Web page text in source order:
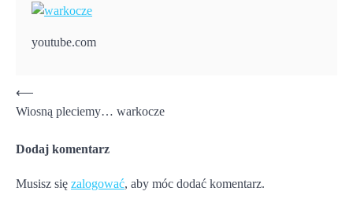
youtube.com
Nawigacja
wpisu
⟵
Wiosną pleciemy… warkocze
Dodaj komentarz
Musisz się zalogować, aby móc dodać komentarz.